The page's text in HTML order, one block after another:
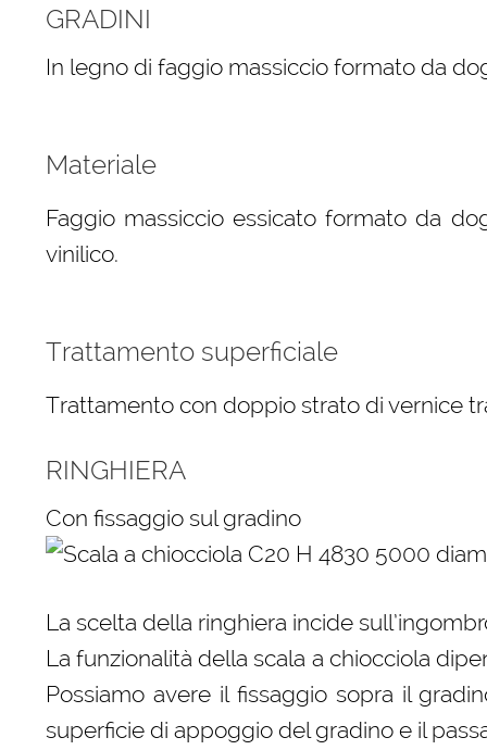
GRADINI
In legno di faggio massiccio formato da
Materiale
Faggio massiccio essicato formato da
vinilico.
Trattamento superficiale
Trattamento con doppio strato di vernice
RINGHIERA
Con fissaggio sul gradino
La scelta della ringhiera incide
La funzionalità della scala a chiocciola
Possiamo avere il fissaggio sopra il
superficie di appoggio del gradino e il